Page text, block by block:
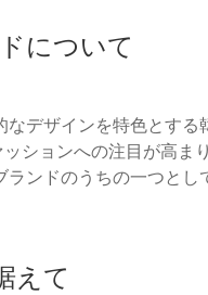
について
デザインを特色とす
ションへの注目が高ま
ンドのうちの一つとし
えて